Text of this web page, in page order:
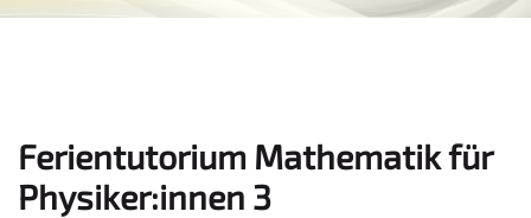
Ferientutorium Mathematik für
Physiker:innen 3